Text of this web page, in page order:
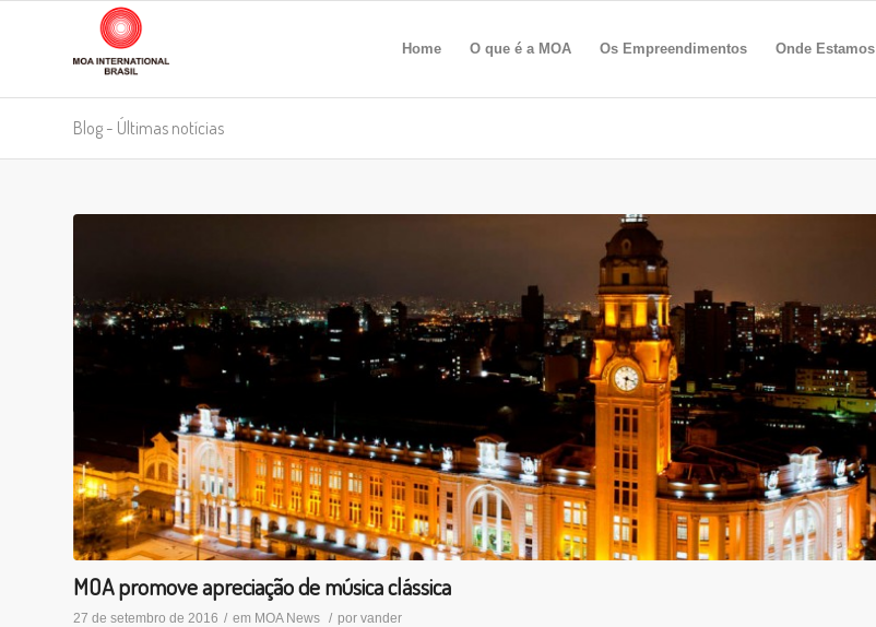
Home O que é a MOA Os Empreendimentos Onde Estamos
Blog - Últimas notícias
MOA promove apreciação de música clássica
27 de setembro de 2016 / em MOA News / por vander